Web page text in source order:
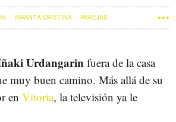
INFANTA CRISTINA PAREJAS
Urdangarin fuera de la casa
muy buen camino. Más allá de su
en Vitoria, la televisión ya le